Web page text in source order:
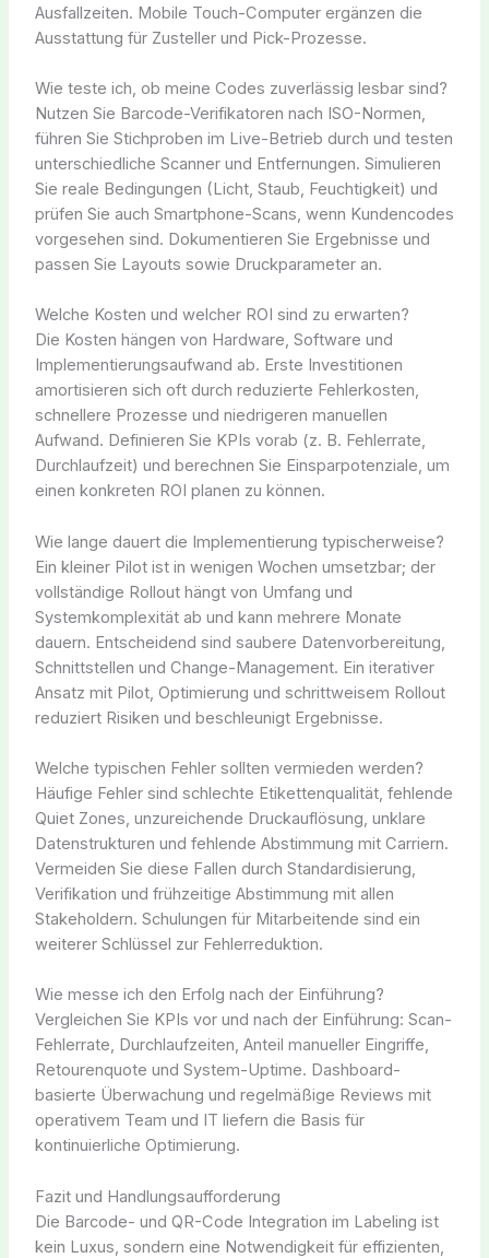
Ausfallzeiten. Mobile Touch-Computer ergänzen die
Ausstattung für Zusteller und Pick-Prozesse.
Wie teste ich, ob meine Codes zuverlässig lesbar sind?
Nutzen Sie Barcode-Verifikatoren nach ISO-Normen,
führen Sie Stichproben im Live-Betrieb durch und testen
unterschiedliche Scanner und Entfernungen. Simulieren
Sie reale Bedingungen (Licht, Staub, Feuchtigkeit) und
prüfen Sie auch Smartphone-Scans, wenn Kundencodes
vorgesehen sind. Dokumentieren Sie Ergebnisse und
passen Sie Layouts sowie Druckparameter an.
Welche Kosten und welcher ROI sind zu erwarten?
Die Kosten hängen von Hardware, Software und
Implementierungsaufwand ab. Erste Investitionen
amortisieren sich oft durch reduzierte Fehlerkosten,
schnellere Prozesse und niedrigeren manuellen
Aufwand. Definieren Sie KPIs vorab (z. B. Fehlerrate,
Durchlaufzeit) und berechnen Sie Einsparpotenziale, um
einen konkreten ROI planen zu können.
Wie lange dauert die Implementierung typischerweise?
Ein kleiner Pilot ist in wenigen Wochen umsetzbar; der
vollständige Rollout hängt von Umfang und
Systemkomplexität ab und kann mehrere Monate
dauern. Entscheidend sind saubere Datenvorbereitung,
Schnittstellen und Change-Management. Ein iterativer
Ansatz mit Pilot, Optimierung und schrittweisem Rollout
reduziert Risiken und beschleunigt Ergebnisse.
Welche typischen Fehler sollten vermieden werden?
Häufige Fehler sind schlechte Etikettenqualität, fehlende
Quiet Zones, unzureichende Druckauflösung, unklare
Datenstrukturen und fehlende Abstimmung mit Carriern.
Vermeiden Sie diese Fallen durch Standardisierung,
Verifikation und frühzeitige Abstimmung mit allen
Stakeholdern. Schulungen für Mitarbeitende sind ein
weiterer Schlüssel zur Fehlerreduktion.
Wie messe ich den Erfolg nach der Einführung?
Vergleichen Sie KPIs vor und nach der Einführung: Scan-
Fehlerrate, Durchlaufzeiten, Anteil manueller Eingriffe,
Retourenquote und System-Uptime. Dashboard-
basierte Überwachung und regelmäßige Reviews mit
operativem Team und IT liefern die Basis für
kontinuierliche Optimierung.
Fazit und Handlungsaufforderung
Die Barcode- und QR-Code Integration im Labeling ist
kein Luxus, sondern eine Notwendigkeit für effizienten,